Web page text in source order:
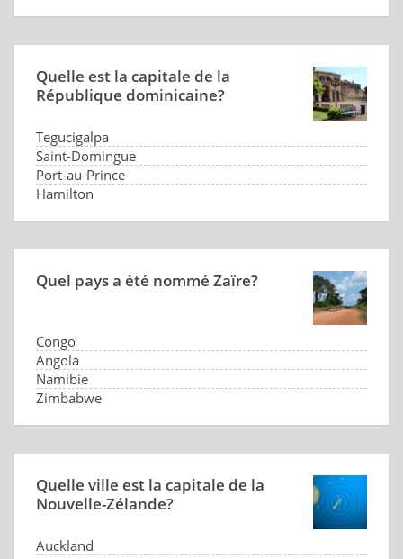
Quelle est la capitale de la
République dominicaine?
Tegucigalpa
Saint-Domingue
Port-au-Prince
Hamilton
Quel pays a été nommé Zaïre?
Congo
Angola
Namibie
Zimbabwe
Quelle ville est la capitale de la
Nouvelle-Zélande?
Auckland